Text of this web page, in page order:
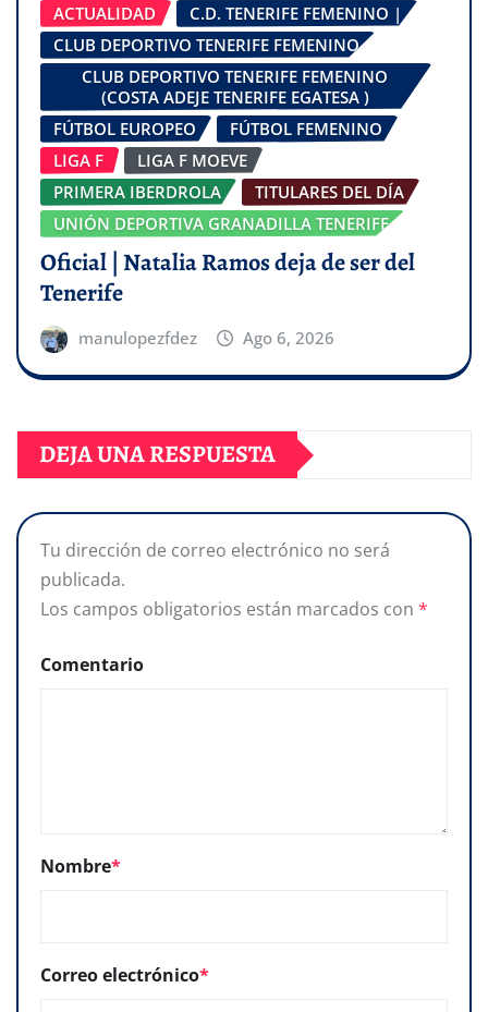
ACTUALIDAD
C.D. TENERIFE FEMENINO |
CLUB DEPORTIVO TENERIFE FEMENINO
CLUB DEPORTIVO TENERIFE FEMENINO
(COSTA ADEJE TENERIFE EGATESA )
FÚTBOL EUROPEO
FÚTBOL FEMENINO
LIGA F
LIGA F MOEVE
PRIMERA IBERDROLA
TITULARES DEL DÍA
UNIÓN DEPORTIVA GRANADILLA TENERIFE
Oficial | Natalia Ramos deja de ser del
Tenerife
manulopezfdez Ago 6, 2026
DEJA UNA RESPUESTA
Tu dirección de correo electrónico no será
publicada.
Los campos obligatorios están marcados con *
Comentario
Nombre*
Correo electrónico*